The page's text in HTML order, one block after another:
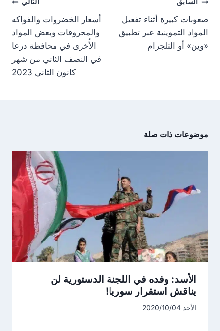
المقالات
السابق
صعوبات كبيرة أثناء تفعيل
المواد التموينية عبر تطبيق
«وين» أو التلجرام
التالي
أسعار الخضروات والفواكه
والمحروقات وبعض المواد
الأُخرى في محافظة درعا
في النصف الثاني من شهر
كانون الثاني 2023
موضوعات ذات صلة
الأسد: وفده في اللجنة الدستورية لن
يناقش استقرار سوريا!
الأحد 2020/10/04